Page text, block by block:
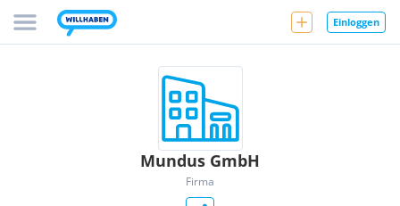
Einloggen
Mundus GmbH
Firma